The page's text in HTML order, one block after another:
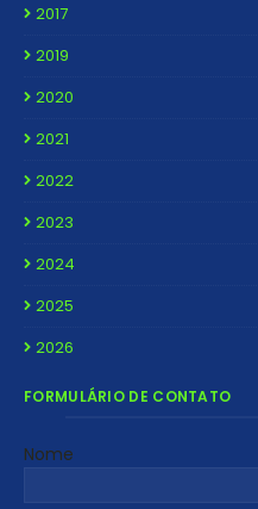
2017
2019
2020
2021
2022
2023
2024
2025
2026
FORMULÁRIO DE CONTATO
Nome